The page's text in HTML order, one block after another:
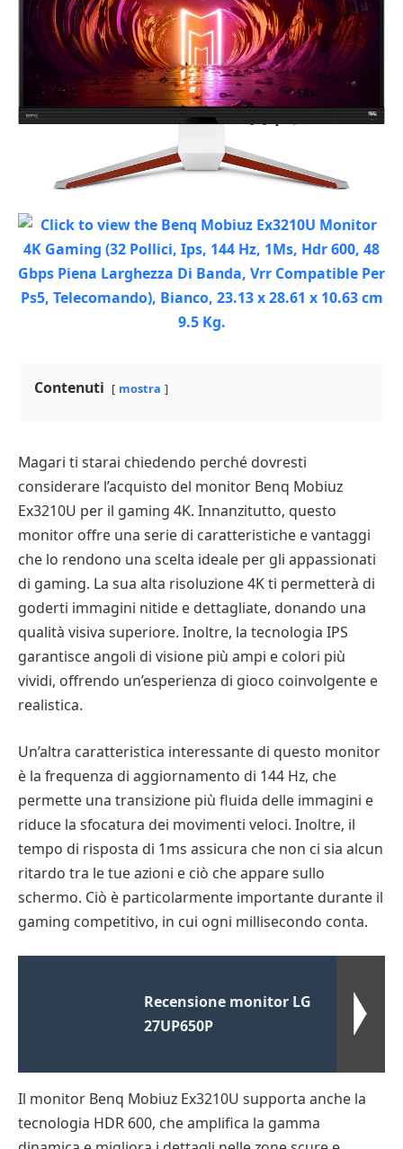
Contenuti mostra
Magari ti starai chiedendo perché dovresti
considerare l’acquisto del monitor Benq Mobiuz
Ex3210U per il gaming 4K. Innanzitutto, questo
monitor offre una serie di caratteristiche e vantaggi
che lo rendono una scelta ideale per gli appassionati
di gaming. La sua alta risoluzione 4K ti permetterà di
goderti immagini nitide e dettagliate, donando una
qualità visiva superiore. Inoltre, la tecnologia IPS
garantisce angoli di visione più ampi e colori più
vividi, offrendo un’esperienza di gioco coinvolgente e
realistica.
Un’altra caratteristica interessante di questo monitor
è la frequenza di aggiornamento di 144 Hz, che
permette una transizione più fluida delle immagini e
riduce la sfocatura dei movimenti veloci. Inoltre, il
tempo di risposta di 1ms assicura che non ci sia alcun
ritardo tra le tue azioni e ciò che appare sullo
schermo. Ciò è particolarmente importante durante il
gaming competitivo, in cui ogni millisecondo conta.
Recensione monitor LG
27UP650P
Il monitor Benq Mobiuz Ex3210U supporta anche la
tecnologia HDR 600, che amplifica la gamma